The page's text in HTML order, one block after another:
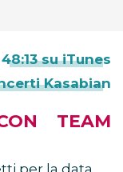
48:13 su iTunes
Kasabian
TEAM